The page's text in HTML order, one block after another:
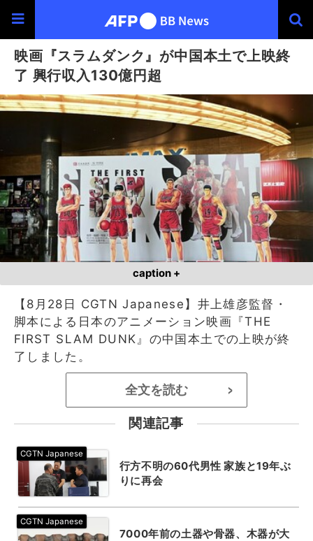
映画『スラムダンク』が中国本土で上映終
了 興行収入130億円超
caption +
【8月28日 CGTN Japanese】井上雄彦監督・
脚本による日本のアニメーション映画『THE
FIRST SLAM DUNK』の中国本土での上映が終
了しました。
全文を読む >
関連記事
行方不明の60代男性 家族と19年ぶ
りに再会
7000年前の土器や骨器、木器が大